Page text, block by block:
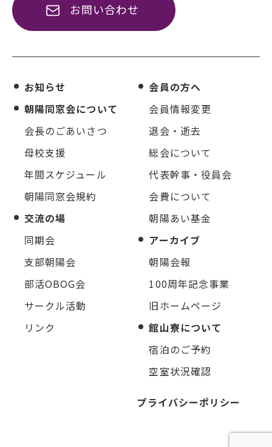
お問い合わせ
お知らせ
朝陽同窓会について
会長のごあいさつ
母校支援
年間スケジュール
朝陽同窓会規約
交流の場
同期会
支部朝陽会
部活OBOG会
サークル活動
リンク
会員の方へ
会員情報変更
退会・逝去
総会について
代表幹事・役員会
会費について
朝陽あい基金
アーカイブ
朝陽会報
100周年記念事業
旧ホームページ
館山寮について
宿泊のご予約
空室状況確認
プライバシーポリシー